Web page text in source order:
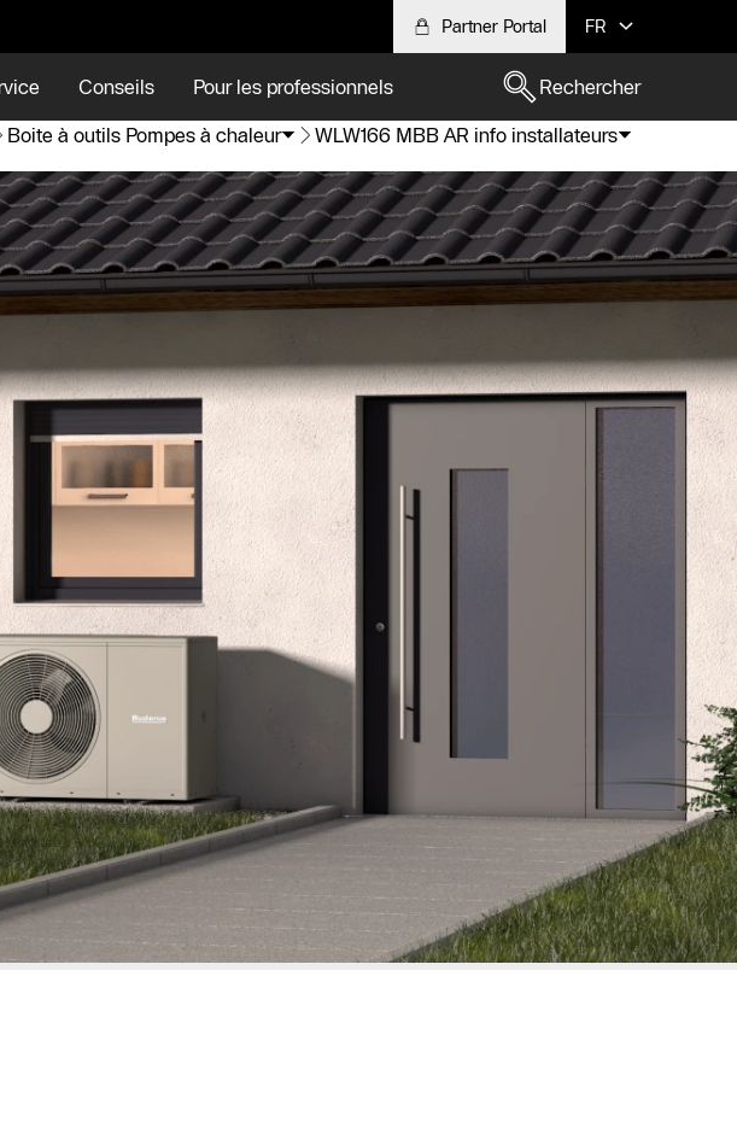
Partner Portal FR
Conseils Pour les professionnels
Rechercher
Boite à outils Pompes à chaleur WLW166 MBB AR info installateurs